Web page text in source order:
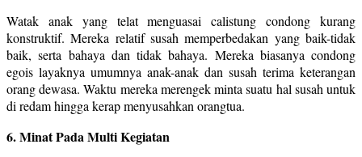
Watak anak yang telat menguasai calistung condong kurang
konstruktif. Mereka relatif susah memperbedakan yang baik-tidak
baik, serta bahaya dan tidak bahaya. Mereka biasanya condong
egois layaknya umumnya anak-anak dan susah terima keterangan
orang dewasa. Waktu mereka merengek minta suatu hal susah untuk
di redam hingga kerap menyusahkan orangtua.
6. Minat Pada Multi Kegiatan